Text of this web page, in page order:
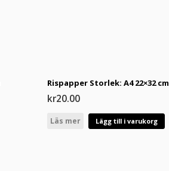
Rispapper Storlek: A4 22×32 cm
kr20.00
Läs mer Lägg till i varukorg